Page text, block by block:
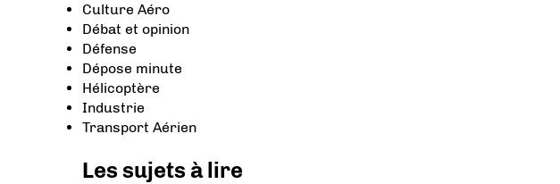
Culture Aéro
Débat et opinion
Défense
Dépose minute
Hélicoptère
Industrie
Transport Aérien
Les sujets à lire